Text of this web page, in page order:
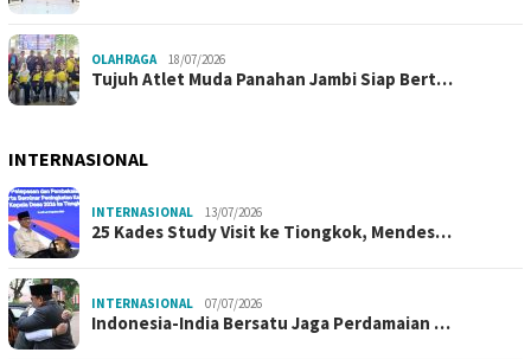
OLAHRAGA 18/07/2026
Tujuh Atlet Muda Panahan Jambi Siap Bert…
INTERNASIONAL
INTERNASIONAL 13/07/2026
25 Kades Study Visit ke Tiongkok, Mendes…
INTERNASIONAL 07/07/2026
Indonesia-India Bersatu Jaga Perdamaian …